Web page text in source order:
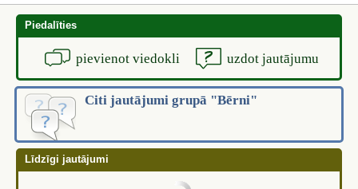
Piedalīties
pievienot viedokli uzdot jautājumu
Citi jautājumi grupā "Bērni"
Līdzīgi jautājumi